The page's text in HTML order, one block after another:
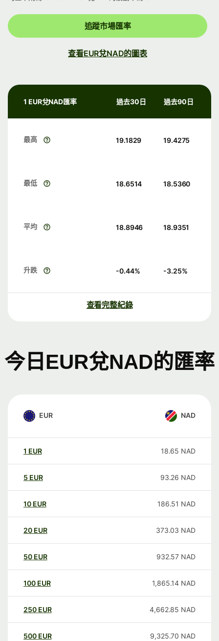
追蹤市場匯率
查看EUR兌NAD的圖表
1 EUR兌NAD匯率 過去30日 過去90日
最高 19.1829 19.4275
最低 18.6514 18.5360
平均 18.8946 18.9351
升跌 -0.44% -3.25%
查看完整紀錄
今日EUR兌NAD的匯率
EUR NAD
1 EUR 18.65 NAD
5 EUR 93.26 NAD
10 EUR 186.51 NAD
20 EUR 373.03 NAD
50 EUR 932.57 NAD
100 EUR 1,865.14 NAD
250 EUR 4,662.85 NAD
500 EUR 9,325.70 NAD